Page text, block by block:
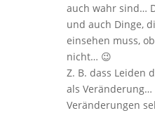
auch wahr sind…
und auch Dinge,
einsehen muss,
nicht… 😉
Z. B. dass Leiden
als Veränderung…
Veränderungen